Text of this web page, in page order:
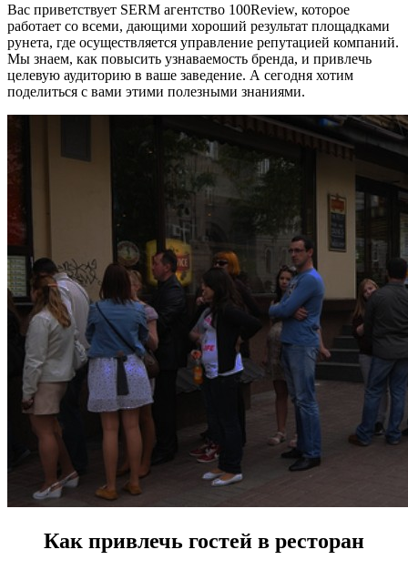
Вас приветствует SERM агентство 100Review, которое
работает со всеми, дающими хороший результат площадками
рунета, где осуществляется управление репутацией компаний.
Мы знаем, как повысить узнаваемость бренда, и привлечь
целевую аудиторию в ваше заведение. А сегодня хотим
поделиться с вами этими полезными знаниями.
Как привлечь гостей в ресторан